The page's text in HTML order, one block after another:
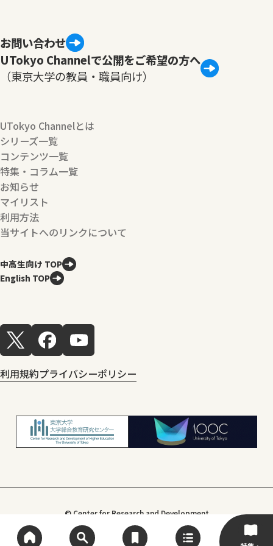
お問い合わせ
UTokyo Channelで公開をご希望の方へ
（東京大学の教員・職員向け）
UTokyo Channelとは
シリーズ一覧
コンテンツ一覧
特集・コラム一覧
お知らせ
マイリスト
利用方法
当サイトへのリンクについて
中高生向け TOP
English TOP
利用規約プライバシーポリシー
© Center for Research and Development